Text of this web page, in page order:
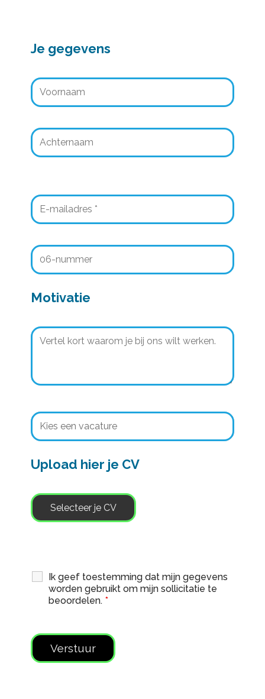
Je gegevens
Motivatie
Upload hier je CV
Selecteer je CV
Ik geef toestemming dat mijn gegevens
worden gebruikt om mijn sollicitatie te
beoordelen. *